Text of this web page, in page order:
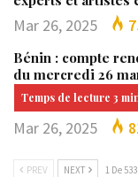
Mar 26, 2025
Bénin : compte
du mercredi 26
Mar 26, 2025
PREV NEXT 1 De 533